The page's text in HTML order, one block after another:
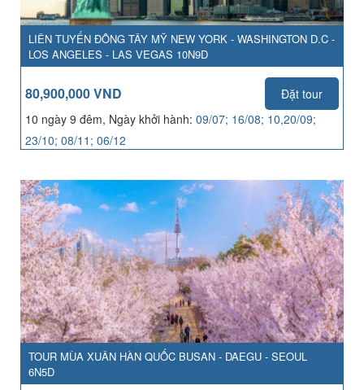
LIÊN TUYẾN ĐÔNG TÂY MỸ NEW YORK - WASHINGTON D.C -
LOS ANGELES - LAS VEGAS 10N9D
80,900,000 VND
Đặt tour
10 ngày 9 đêm, Ngày khởi hành: 09/07; 16/08; 10,20/09;
23/10; 08/11; 06/12
TOUR MÙA XUÂN HÀN QUỐC BUSAN - DAEGU - SEOUL
6N5D